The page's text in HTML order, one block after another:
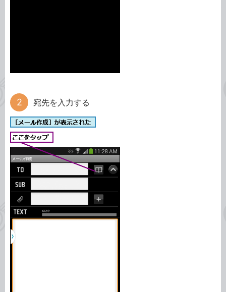
宛先を入力する